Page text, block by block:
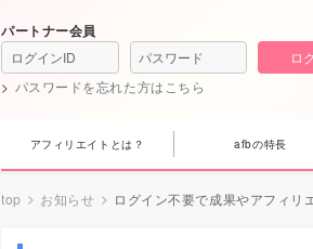
パートナー会員
ロ
パスワードを忘れた方はこちら
アフィリエイトとは？ afbの特長
top お知らせ ログイン不要で成果やアフィ